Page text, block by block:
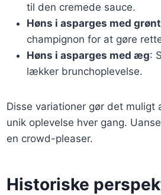
til den cremede sauce.
Høns i asparges med
champignon for at gøre
Høns i asparges med æg:
lækker brunchoplevelse.
Disse variationer gør det
unik oplevelse hver gang.
en crowd-pleaser.
Historiske